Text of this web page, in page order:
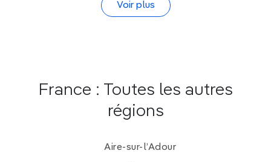
Voir plus
France : Toutes les autres
régions
Aire-sur-l’Adour